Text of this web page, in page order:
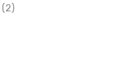
(2)